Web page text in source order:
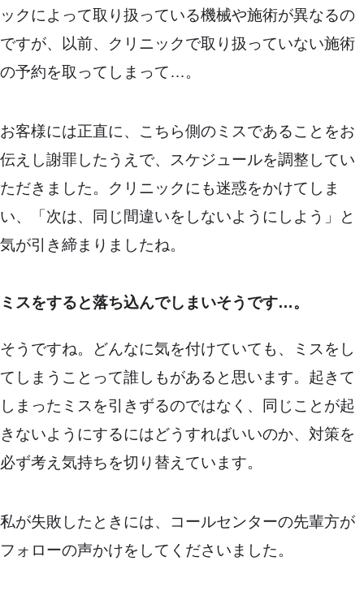
ックによって取り扱っている機械や施術が異なるの
ですが、以前、クリニックで取り扱っていない施術
の予約を取ってしまって…。
お客様には正直に、こちら側のミスであることをお
伝えし謝罪したうえで、スケジュールを調整してい
ただきました。クリニックにも迷惑をかけてしま
い、「次は、同じ間違いをしないようにしよう」と
気が引き締まりましたね。
ミスをすると落ち込んでしまいそうです…。
そうですね。どんなに気を付けていても、ミスをし
てしまうことって誰しもがあると思います。起きて
しまったミスを引きずるのではなく、同じことが起
きないようにするにはどうすればいいのか、対策を
必ず考え気持ちを切り替えています。
私が失敗したときには、コールセンターの先輩方が
フォローの声かけをしてくださいました。